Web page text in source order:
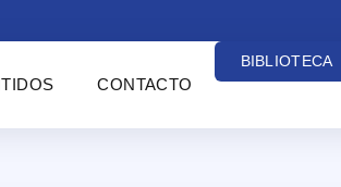
CONTACTO
BIBLIOTECA